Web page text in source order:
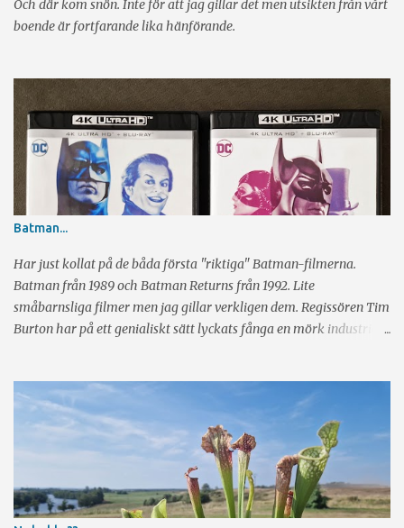
Och där kom snön. Inte för att jag gillar det men utsikten från vårt
boende är fortfarande lika hänförande.
Batman...
Har just kollat på de båda första "riktiga" Batman-filmerna.
Batman från 1989 och Batman Returns från 1992. Lite
småbarnsliga filmer men jag gillar verkligen dem. Regissören Tim
Burton har på ett genialiskt sätt lyckats fånga en mörk industriell
Pfeiffer. Rikrigt bra alla fyra. Visst märker man ibland att det är
gamla filmer när det kommer till specialeffekter, men det är
definitivt inte störande. Tyvärr regisserde Burton bara de två
första filmerna och i Batman Forever (1995) och Batman & Robin
(1997) tog Joel Schumacher över taktpinnen. Tyvärr försvann den
där mörka "glimten i ögat känslan" och i stället blev det mest
fjantigt. Några år senare gick istället Christopher Nolan in och